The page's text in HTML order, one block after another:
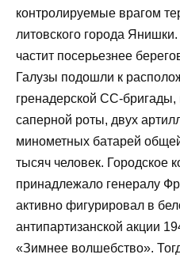
контролируемые врагом
литовского города
частит посерьезнее
Галузы подошли к
гренадерской СС-бригады,
саперной роты, двух
минометных батарей
тысяч человек. Городское
принадлежало генералу
активно фигурировал в
антипартизанской акции
«Зимнее волшебство».